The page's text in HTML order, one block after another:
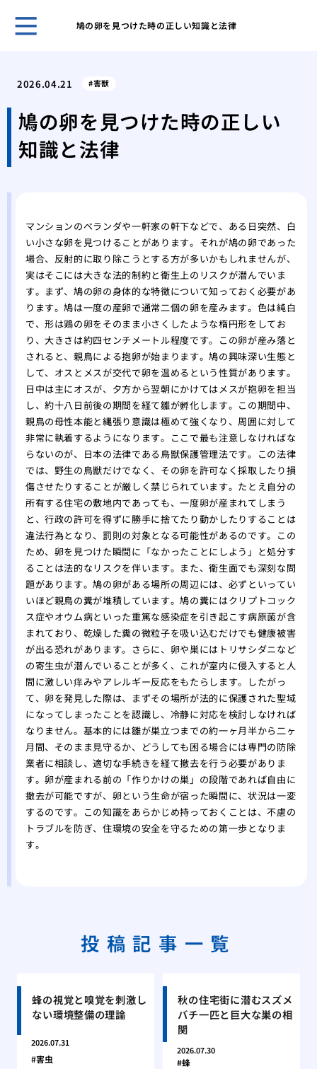
鳩の卵を見つけた時の正しい知識と法律
虫
紙
ギ
2026.04.21 害獣
鳩の卵を見つけた時の正しい
知識と法律
マンションのベランダや一軒家の軒下などで、ある日突然、白
い小さな卵を見つけることがあります。それが鳩の卵であった
場合、反射的に取り除こうとする方が多いかもしれませんが、
実はそこには大きな法的制約と衛生上のリスクが潜んでいま
す。まず、鳩の卵の身体的な特徴について知っておく必要があ
ります。鳩は一度の産卵で通常二個の卵を産みます。色は純白
で、形は鶏の卵をそのまま小さくしたような楕円形をしてお
り、大きさは約四センチメートル程度です。この卵が産み落と
されると、親鳥による抱卵が始まります。鳩の興味深い生態と
して、オスとメスが交代で卵を温めるという性質があります。
日中は主にオスが、夕方から翌朝にかけてはメスが抱卵を担当
し、約十八日前後の期間を経て雛が孵化します。この期間中、
親鳥の母性本能と縄張り意識は極めて強くなり、周囲に対して
非常に執着するようになります。ここで最も注意しなければな
らないのが、日本の法律である鳥獣保護管理法です。この法律
では、野生の鳥獣だけでなく、その卵を許可なく採取したり損
傷させたりすることが厳しく禁じられています。たとえ自分の
所有する住宅の敷地内であっても、一度卵が産まれてしまう
と、行政の許可を得ずに勝手に捨てたり動かしたりすることは
違法行為となり、罰則の対象となる可能性があるのです。この
ため、卵を見つけた瞬間に「なかったことにしよう」と処分す
ることは法的なリスクを伴います。また、衛生面でも深刻な問
題があります。鳩の卵がある場所の周辺には、必ずといってい
いほど親鳥の糞が堆積しています。鳩の糞にはクリプトコック
ス症やオウム病といった重篤な感染症を引き起こす病原菌が含
まれており、乾燥した糞の微粒子を吸い込むだけでも健康被害
が出る恐れがあります。さらに、卵や巣にはトリサシダニなど
の寄生虫が潜んでいることが多く、これが室内に侵入すると人
間に激しい痒みやアレルギー反応をもたらします。したがっ
て、卵を発見した際は、まずその場所が法的に保護された聖域
になってしまったことを認識し、冷静に対応を検討しなければ
なりません。基本的には雛が巣立つまでの約一ヶ月半から二ヶ
月間、そのまま見守るか、どうしても困る場合には専門の防除
業者に相談し、適切な手続きを経て撤去を行う必要がありま
す。卵が産まれる前の「作りかけの巣」の段階であれば自由に
撤去が可能ですが、卵という生命が宿った瞬間に、状況は一変
するのです。この知識をあらかじめ持っておくことは、不慮の
トラブルを防ぎ、住環境の安全を守るための第一歩となりま
す。
投稿記事一覧
蜂の視覚と嗅覚を刺激し
ない環境整備の理論
2026.07.31
害虫
秋の住宅街に潜むスズメ
バチ一匹と巨大な巣の相
関
2026.07.30
蜂